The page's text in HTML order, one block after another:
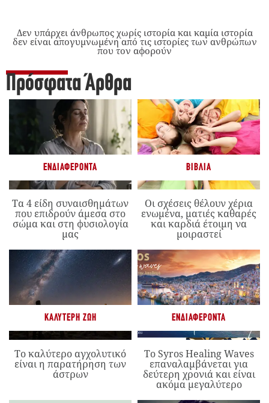
Δεν υπάρχει άνθρωπος χωρίς ιστορία και καμία ιστορία
δεν είναι απογυμνωμένη από τις ιστορίες των ανθρώπων
που τον αφορούν
Πρόσφατα Άρθρα
ΕΝΔΙΑΦΈΡΟΝΤΑ
Τα 4 είδη συναισθημάτων
που επιδρούν άμεσα στο
σώμα και στη φυσιολογία
μας
ΒΙΒΛΊΑ
Οι σχέσεις θέλουν χέρια
ενωμένα, ματιές καθαρές
και καρδιά έτοιμη να
μοιραστεί
ΚΑΛΎΤΕΡΗ ΖΩΉ
Το καλύτερο αγχολυτικό
είναι η παρατήρηση των
άστρων
ΕΝΔΙΑΦΈΡΟΝΤΑ
Το Syros Healing Waves
επαναλαμβάνεται για
δεύτερη χρονιά και είναι
ακόμα μεγαλύτερο